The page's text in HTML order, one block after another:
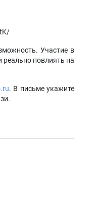
Участие в
повлиять на
. В письме укажите